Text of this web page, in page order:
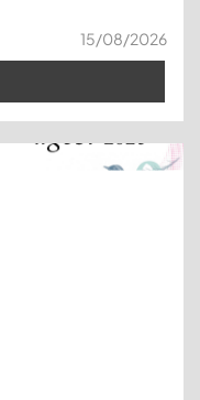
15/08/2026